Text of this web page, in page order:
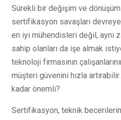
Sürekli bir değişim ve dönüşüm
sertifikasyon savaşları
en iyi mühendisleri değil, aynı
sahip olanları da işe almak
teknoloji firmasının
müşteri güvenini hızla
kadar önemli?
Sertifikasyon, teknik